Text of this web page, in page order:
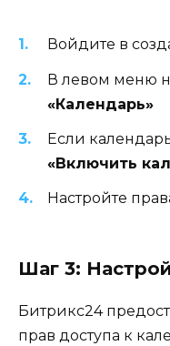
Войдите в
В левом меню
«Календарь»
Если
«Включить
Настройте
Шаг 3:
Битрикс24
прав доступа к